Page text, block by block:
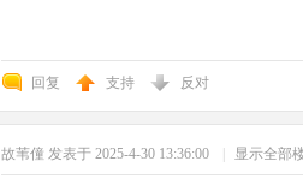
回复 支持 反对
故苇僮 发表于 2025-4-30 13:36:00 | 显示全部